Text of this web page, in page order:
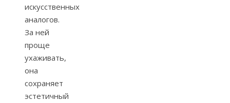
искусственных
аналогов.
За ней
проще
ухаживать,
она
сохраняет
эстетичный